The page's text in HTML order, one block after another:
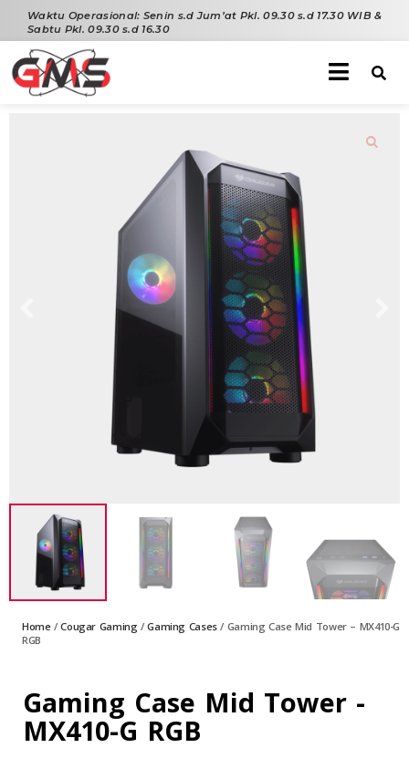
Waktu Operasional: Senin s.d Jum’at Pkl. 09.30 s.d 17.30 WIB &
Sabtu Pkl. 09.30 s.d 16.30
Home/Cougar Gaming/Gaming Cases/ Gaming Case Mid Tower – MX410-G
RGB
Gaming Case Mid Tower -
MX410-G RGB